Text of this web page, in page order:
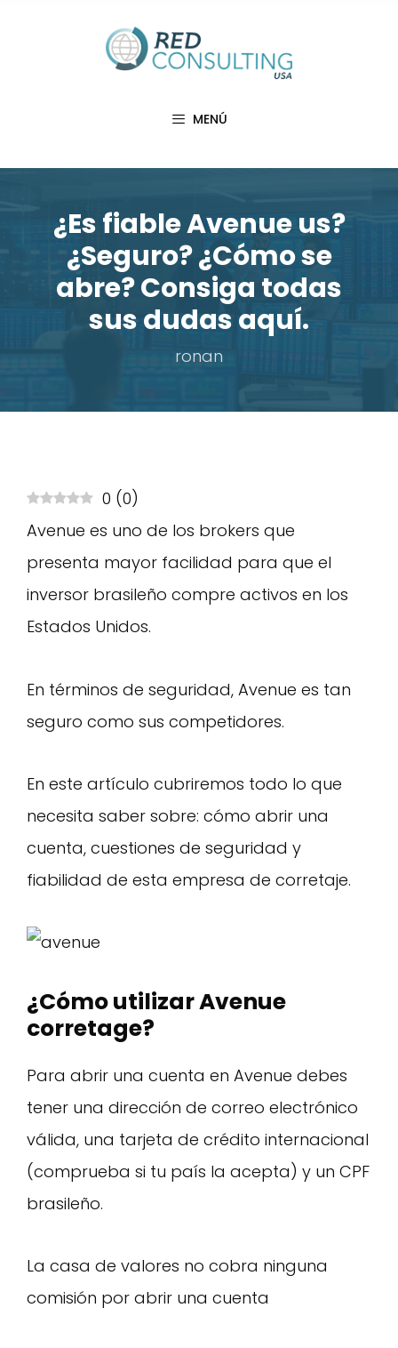
MENÚ
¿Es fiable Avenue us?
¿Seguro? ¿Cómo se
abre? Consiga todas
sus dudas aquí.
ronan
0 (0)
Avenue es uno de los brokers que
presenta mayor facilidad para que el
inversor brasileño compre activos en los
Estados Unidos.
En términos de seguridad, Avenue es tan
seguro como sus competidores.
En este artículo cubriremos todo lo que
necesita saber sobre: cómo abrir una
cuenta, cuestiones de seguridad y
fiabilidad de esta empresa de corretaje.
¿Cómo utilizar Avenue
corretage?
Para abrir una cuenta en Avenue debes
tener una dirección de correo electrónico
válida, una tarjeta de crédito internacional
(comprueba si tu país la acepta) y un CPF
brasileño.
La casa de valores no cobra ninguna
comisión por abrir una cuenta